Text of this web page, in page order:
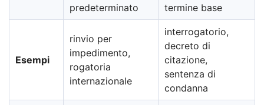
predeterminato
termine base
Esempi
rinvio per
impedimento,
rogatoria
internazionale
interrogatorio,
decreto di
citazione,
sentenza di
condanna